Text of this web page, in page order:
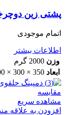
پشتی زین دوچرخه
اتمام موجودی
اطلاعات بیشتر
وزن 2000 گرم
ابعاد 350 × 300 × 100 میلی‌متر
مقایسه
مشاهده سریع
افزودن به علاقه